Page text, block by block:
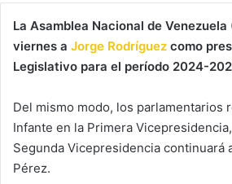
La Asamblea Nacional de
viernes a Jorge Rodríguez como
Legislativo para el período 2024-
Del mismo modo, los parlamentarios
Infante en la Primera
Segunda Vicepresidencia continuará
Pérez.